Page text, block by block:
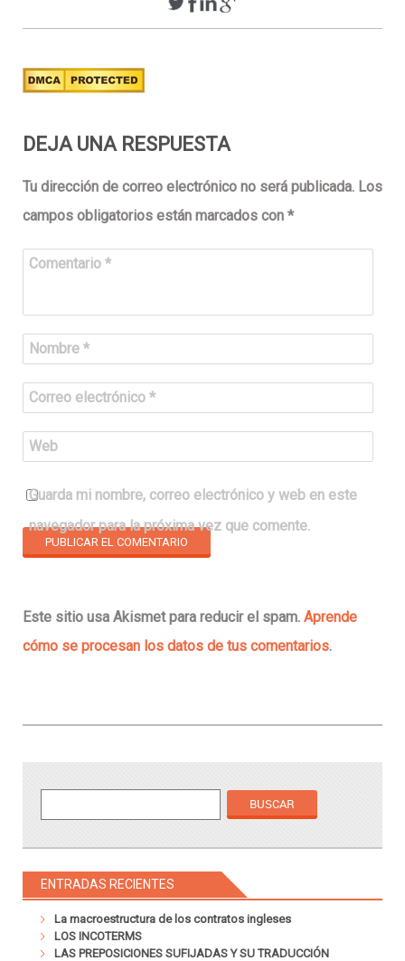
DEJA UNA RESPUESTA
Tu dirección de correo electrónico no será publicada. Los
campos obligatorios están marcados con *
Comentario *
Nombre *
Correo electrónico *
Web
Guarda mi nombre, correo electrónico y web en este
navegador para la próxima vez que comente.
Este sitio usa Akismet para reducir el spam. Aprende
cómo se procesan los datos de tus comentarios.
ENTRADAS RECIENTES
La macroestructura de los contratos ingleses
LOS INCOTERMS
LAS PREPOSICIONES SUFIJADAS Y SU TRADUCCIÓN